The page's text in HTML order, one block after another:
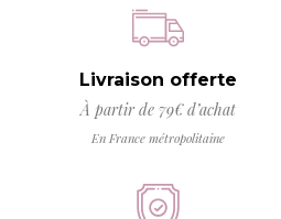
Livraison offerte
À partir de 79€ d’achat
En France métropolitaine